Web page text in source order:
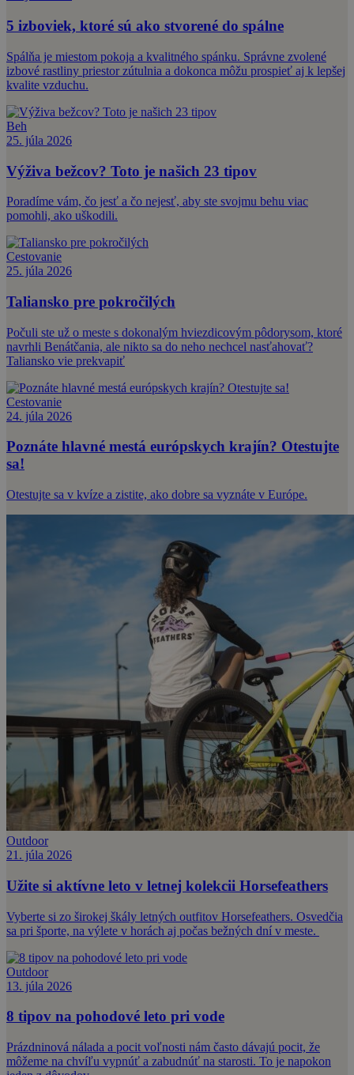
5 izboviek, ktoré sú ako stvorené do spálne
Spálňa je miestom pokoja a kvalitného spánku. Správne zvolené
izbové rastliny priestor zútulnia a dokonca môžu prospieť aj k lepšej
kvalite vzduchu.
Beh
25. júla 2026
Výživa bežcov? Toto je našich 23 tipov
Poradíme vám, čo jesť a čo nejesť, aby ste svojmu behu viac
pomohli, ako uškodili.
Cestovanie
25. júla 2026
Taliansko pre pokročilých
Počuli ste už o meste s dokonalým hviezdicovým pôdorysom, ktoré
navrhli Benátčania, ale nikto sa do neho nechcel nasťahovať?
Taliansko vie prekvapiť
Cestovanie
24. júla 2026
Poznáte hlavné mestá európskych krajín? Otestujte
sa!
Otestujte sa v kvíze a zistite, ako dobre sa vyznáte v Európe.
Outdoor
21. júla 2026
Užite si aktívne leto v letnej kolekcii Horsefeathers
Vyberte si zo širokej škály letných outfitov Horsefeathers. Osvedčia
sa pri športe, na výlete v horách aj počas bežných dní v meste.
Outdoor
13. júla 2026
8 tipov na pohodové leto pri vode
Prázdninová nálada a pocit voľnosti nám často dávajú pocit, že
môžeme na chvíľu vypnúť a zabudnúť na starosti. To je napokon